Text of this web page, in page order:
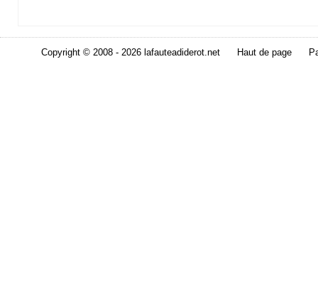
Copyright © 2008 - 2026 lafauteadiderot.net Haut de page